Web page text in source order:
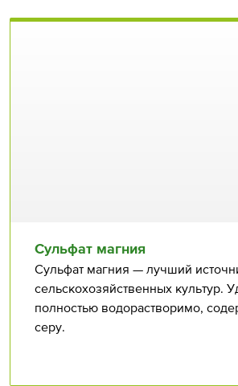
Сульфат магния
Сульфат магния — лучший
сельскохозяйственных культур.
полностью водорастворимо,
серу.